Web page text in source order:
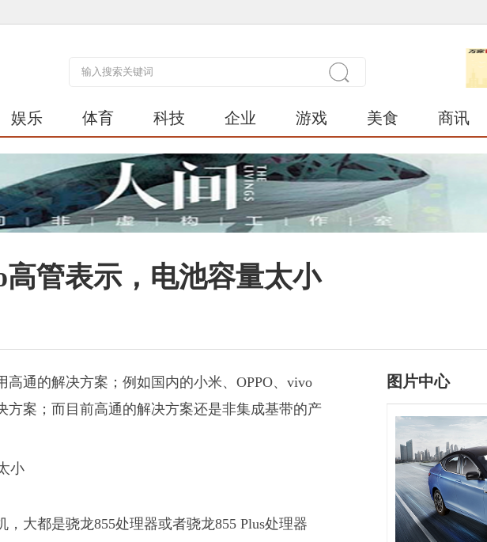
娱乐 体育 科技 企业 游戏 美食 商讯
管表示，电池容量太小
通的解决方案；例如国内的小米、OPPO、vivo
案；而目前高通的解决方案还是非集成基带的产
大都是骁龙855处理器或者骁龙855 Plus处理器
图片中心